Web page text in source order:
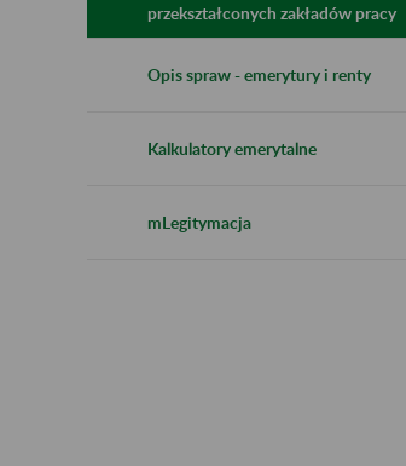
przekształconych zakładów pracy
Opis spraw - emerytury i renty
Kalkulatory emerytalne
mLegitymacja